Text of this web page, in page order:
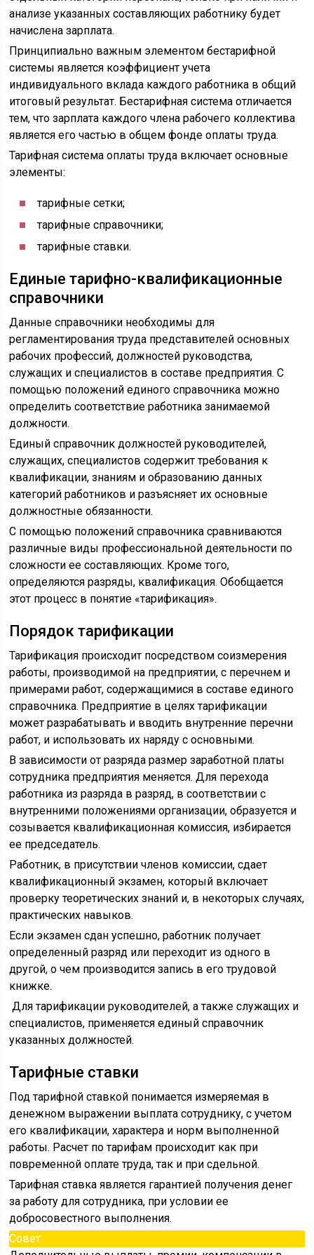
анализе указанных составляющих работнику будет
начислена зарплата.
Принципиально важным элементом бестарифной
системы является коэффициент учета
индивидуального вклада каждого работника в общий
итоговый результат. Бестарифная система отличается
тем, что зарплата каждого члена рабочего коллектива
является его частью в общем фонде оплаты труда.
Тарифная система оплаты труда включает основные
элементы:
тарифные сетки;
тарифные справочники;
тарифные ставки.
Единые тарифно-квалификационные
справочники
Данные справочники необходимы для
регламентирования труда представителей основных
рабочих профессий, должностей руководства,
служащих и специалистов в составе предприятия. С
помощью положений единого справочника можно
определить соответствие работника занимаемой
должности.
Единый справочник должностей руководителей,
служащих, специалистов содержит требования к
квалификации, знаниям и образованию данных
категорий работников и разъясняет их основные
должностные обязанности.
С помощью положений справочника сравниваются
различные виды профессиональной деятельности по
сложности ее составляющих. Кроме того,
определяются разряды, квалификация. Обобщается
этот процесс в понятие «тарификация».
Порядок тарификации
Тарификация происходит посредством соизмерения
работы, производимой на предприятии, с перечнем и
примерами работ, содержащимися в составе единого
справочника. Предприятие в целях тарификации
может разрабатывать и вводить внутренние перечни
работ, и использовать их наряду с основными.
В зависимости от разряда размер заработной платы
сотрудника предприятия меняется. Для перехода
работника из разряда в разряд, в соответствии с
внутренними положениями организации, образуется и
созывается квалификационная комиссия, избирается
ее председатель.
Работник, в присутствии членов комиссии, сдает
квалификационный экзамен, который включает
проверку теоретических знаний и, в некоторых случаях,
практических навыков.
Если экзамен сдан успешно, работник получает
определенный разряд или переходит из одного в
другой, о чем производится запись в его трудовой
книжке.
Для тарификации руководителей, а также служащих и
специалистов, применяется единый справочник
указанных должностей.
Тарифные ставки
Под тарифной ставкой понимается измеряемая в
денежном выражении выплата сотруднику, с учетом
его квалификации, характера и норм выполненной
работы. Расчет по тарифам происходит как при
повременной оплате труда, так и при сдельной.
Тарифная ставка является гарантией получения денег
за работу для сотрудника, при условии ее
добросовестного выполнения.
Совет